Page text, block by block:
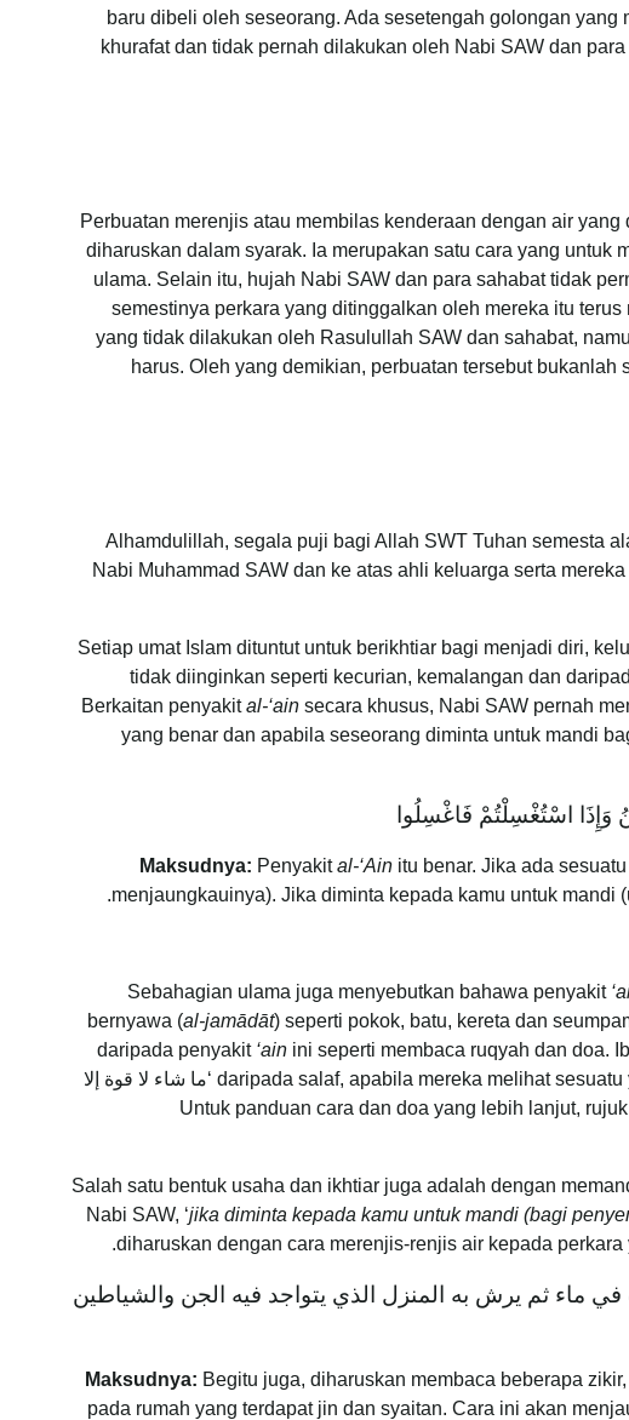
baru dibeli oleh seseorang. Ada sesetengah golongan
khurafat dan tidak pernah dilakukan oleh Nabi SAW dan
Perbuatan merenjis atau membilas kenderaan dengan air
diharuskan dalam syarak. Ia merupakan satu cara yang untuk
ulama. Selain itu, hujah Nabi SAW dan para sahabat tidak
semestinya perkara yang ditinggalkan oleh mereka itu
yang tidak dilakukan oleh Rasulullah SAW dan sahabat,
harus. Oleh yang demikian, perbuatan tersebut
Alhamdulillah, segala puji bagi Allah SWT Tuhan semesta
Nabi Muhammad SAW dan ke atas ahli keluarga serta
Setiap umat Islam dituntut untuk berikhtiar bagi menjadi diri,
tidak diinginkan seperti kecurian, kemalangan dan
Berkaitan penyakital-‘ain secara khusus, Nabi SAW pernah
yang benar dan apabila seseorang diminta untuk mandi
اسْتُغْسِلْتُمْ فَاغْسِلُوا
Maksudnya: Penyakital-‘Ain itu benar. Jika ada
menjaungkauinya). Jika diminta kepada kamu untuk mandi
Sebahagian ulama juga menyebutkan bahawa penyakit
bernyawa (al-jamādāt) seperti pokok, batu, kereta dan
daripada penyakit ‘ain ini seperti membaca ruqyah dan doa.
daripada salaf, apabila mereka melihat sesuatu yang menakjubkan mereka, mereka akan menyebut ‘ما شاء لا قوة إلا
Salah satu bentuk usaha dan ikhtiar juga adalah dengan
Nabi SAW, ‘jika diminta kepada kamu untuk mandi (bagi
diharuskan dengan cara merenjis-renjis air kepada
في ماء ثم يرش به المنزل الذي يتواجد فيه الجن والشياطين
Maksudnya: Begitu juga, diharuskan membaca beberapa
pada rumah yang terdapat jin dan syaitan. Cara ini akan